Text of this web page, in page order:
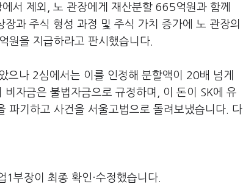
서 제외, 노 관장에게 재산분할 665억원과 함께
과 주식 형성 과정 및 주식 가치 증가에 노 관장의
을 지급하라고 판시했습니다.
으나 2심에서는 이를 인정해 분할액이 20배 넘게
자금은 불법자금으로 규정하며, 이 돈이 SK에 유
파기하고 사건을 서울고법으로 돌려보냈습니다. 다
부장이 최종 확인·수정했습니다.